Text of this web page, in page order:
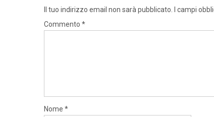
Il tuo indirizzo email non sarà pubblicato. I campi
Commento *
Nome *